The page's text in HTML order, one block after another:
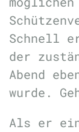
Schnell
der
Abend
wurde.
Als er